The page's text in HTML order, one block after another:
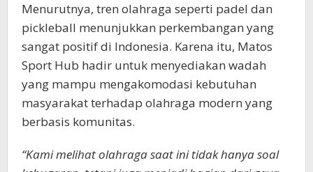
Menurutnya, tren olahraga seperti padel dan
pickleball menunjukkan perkembangan yang
sangat positif di Indonesia. Karena itu, Matos
Sport Hub hadir untuk menyediakan wadah
yang mampu mengakomodasi kebutuhan
masyarakat terhadap olahraga modern yang
berbasis komunitas.
“Kami melihat olahraga saat ini tidak hanya soal